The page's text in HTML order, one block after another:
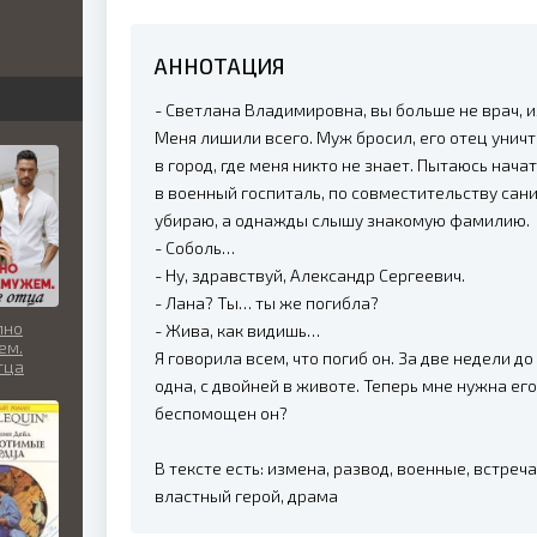
АННОТАЦИЯ
- Светлана Владимировна, вы больше не врач,
Меня лишили всего. Муж бросил, его отец
в город, где меня никто не знает. Пытаюсь
в военный госпиталь, по совместительству
убираю, а однажды слышу знакомую фамилию.
- Соболь…
- Ну, здравствуй, Александр Сергеевич.
- Лана? Ты… ты же погибла?
- Жива, как видишь…
Я говорила всем, что погиб он. За две недели
одна, с двойней в животе. Теперь мне нужна
беспомощен он?
В тексте есть: измена, развод, военные,
властный герой, драма